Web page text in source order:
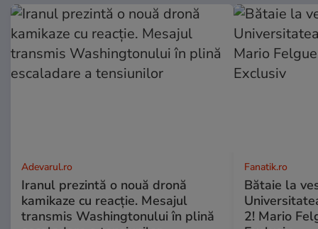
Adevarul.ro
Iranul prezintă o nouă dronă
kamikaze cu reacție. Mesajul
transmis Washingtonului în plină
Fanatik.ro
Bătaie la
2! Mario